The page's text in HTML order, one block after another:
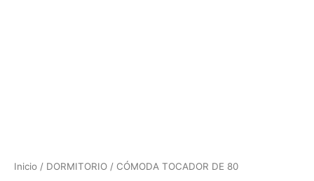
Inicio / DORMITORIO / CÓMODA TOCADOR DE 80